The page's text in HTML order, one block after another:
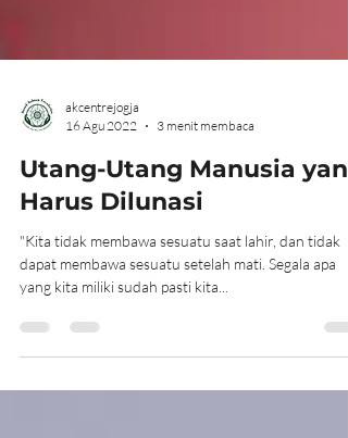
16 Agu 2022
3 menit membaca
Utang-Utang Manusia
Harus Dilunasi
"Kita tidak membawa sesuatu saat lahir, dan tidak
dapat membawa sesuatu setelah mati. Segala apa
yang kita miliki sudah pasti kita...